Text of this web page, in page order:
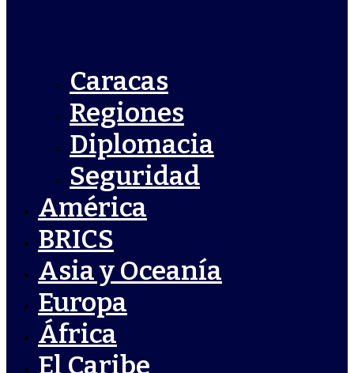
Caracas
Regiones
Diplomacia
Seguridad
América
BRICS
Asia y Oceanía
Europa
África
El Caribe